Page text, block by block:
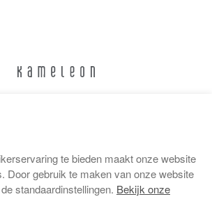
Algemene voorwaarden
te bieden maakt onze website
Door gebruik te maken van onze website
standaardinstellingen. Bekijk onze